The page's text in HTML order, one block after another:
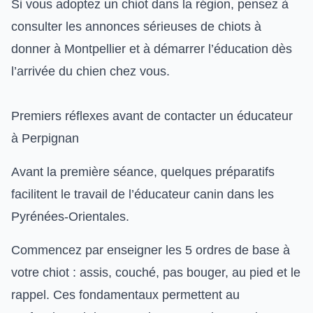
Si vous adoptez un chiot dans la région, pensez à
consulter les annonces sérieuses de chiots à
donner à Montpellier et à démarrer l’éducation dès
l’arrivée du chien chez vous.
Premiers réflexes avant de contacter un éducateur
à Perpignan
Avant la première séance, quelques préparatifs
facilitent le travail de l’éducateur canin dans les
Pyrénées-Orientales.
Commencez par enseigner les 5 ordres de base à
votre chiot : assis, couché, pas bouger, au pied et le
rappel. Ces fondamentaux permettent au